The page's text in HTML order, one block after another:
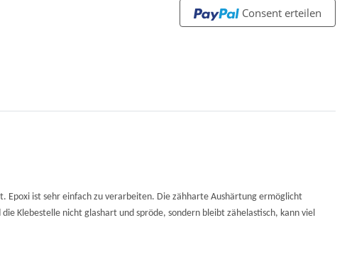
Consent erteilen
Epoxi ist sehr einfach zu verarbeiten. Die zähharte Aushärtung ermöglicht
Klebestelle nicht glashart und spröde, sondern bleibt zähelastisch, kann viel